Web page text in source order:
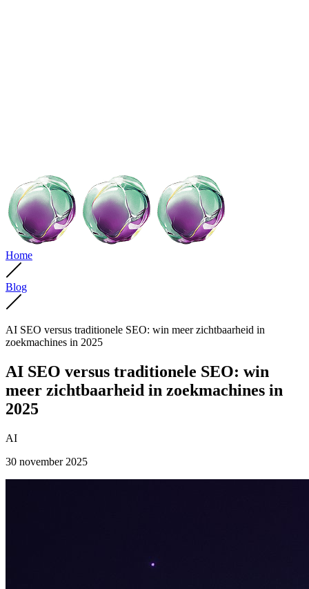
Home
Blog
AI SEO versus traditionele SEO: win meer zichtbaarheid in
zoekmachines in 2025
AI SEO versus traditionele SEO: win
meer zichtbaarheid in zoekmachines in
2025
AI
30 november 2025